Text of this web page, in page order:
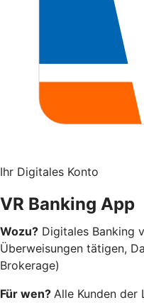
Ihr Digitales Konto
VR Banking App
Wozu? Digitales Banking
Überweisungen tätigen,
Brokerage)
Für wen? Alle Kunden der